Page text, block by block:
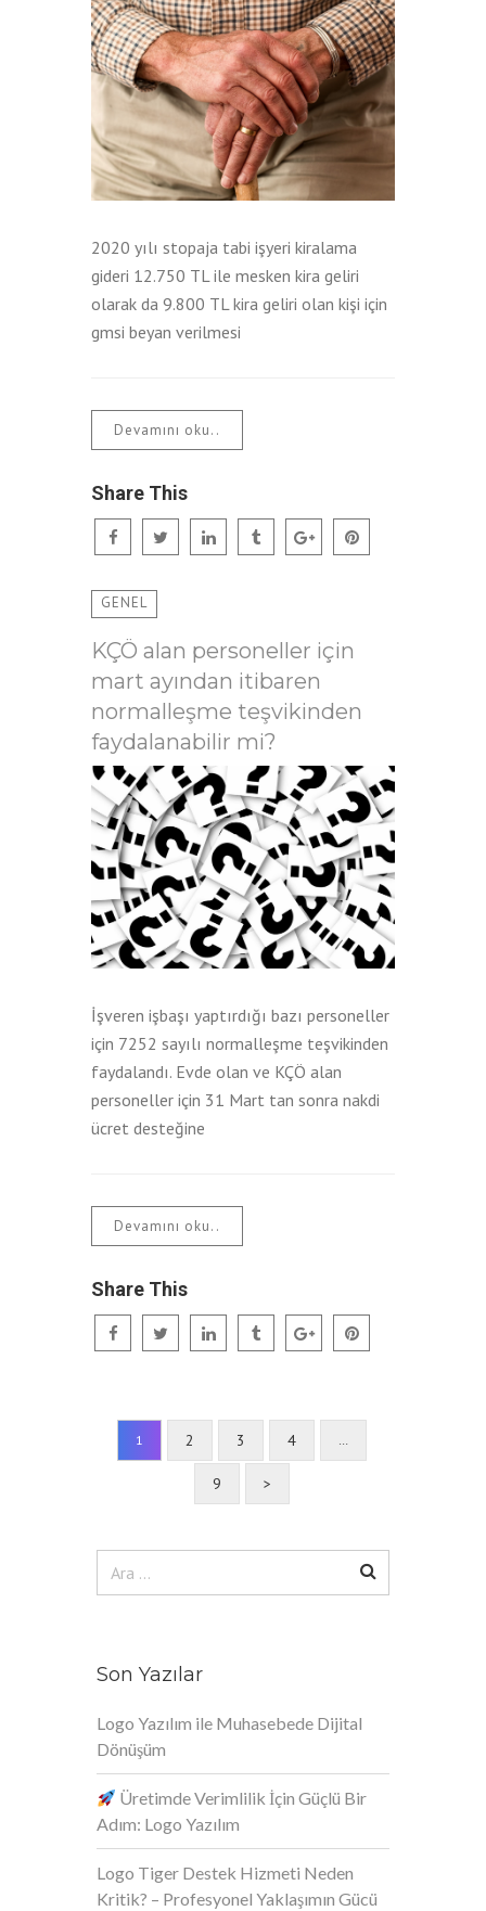
2020 yılı stopaja tabi işyeri kiralama
gideri 12.750 TL ile mesken kira geliri
olarak da 9.800 TL kira geliri olan kişi için
gmsi beyan verilmesi
Devamını oku..
Share This
GENEL
KÇÖ alan personeller için
mart ayından itibaren
normalleşme teşvikinden
faydalanabilir mi?
İşveren işbaşı yaptırdığı bazı personeller
için 7252 sayılı normalleşme teşvikinden
faydalandı. Evde olan ve KÇÖ alan
personeller için 31 Mart tan sonra nakdi
ücret desteğine
Devamını oku..
Share This
1 2 3 4 …
9 >
Son Yazılar
Logo Yazılım ile Muhasebede Dijital
Dönüşüm
Üretimde Verimlilik İçin Güçlü Bir
Adım: Logo Yazılım
Logo Tiger Destek Hizmeti Neden
Kritik? – Profesyonel Yaklaşımın Gücü